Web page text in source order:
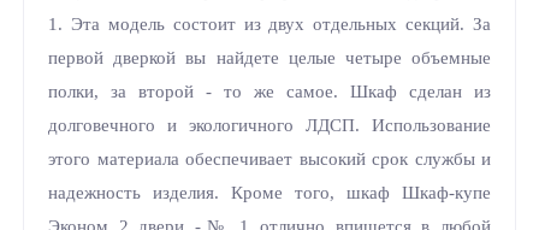
1. Эта модель состоит из двух отдельных секций. За
первой дверкой вы найдете целые четыре объемные
полки, за второй - то же самое. Шкаф сделан из
долговечного и экологичного ЛДСП. Использование
этого материала обеспечивает высокий срок службы и
надежность изделия. Кроме того, шкаф Шкаф-купе